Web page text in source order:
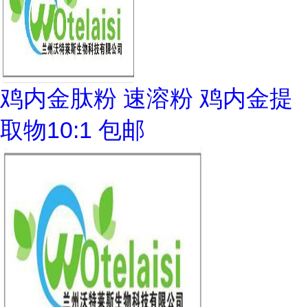
鸡内金肽粉 速溶粉 鸡内金提
取物10:1 包邮